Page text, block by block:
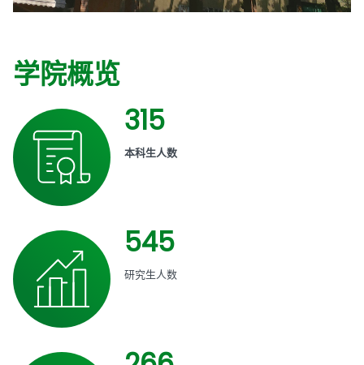
学院概览
315
本科生人数
545
研究生人数